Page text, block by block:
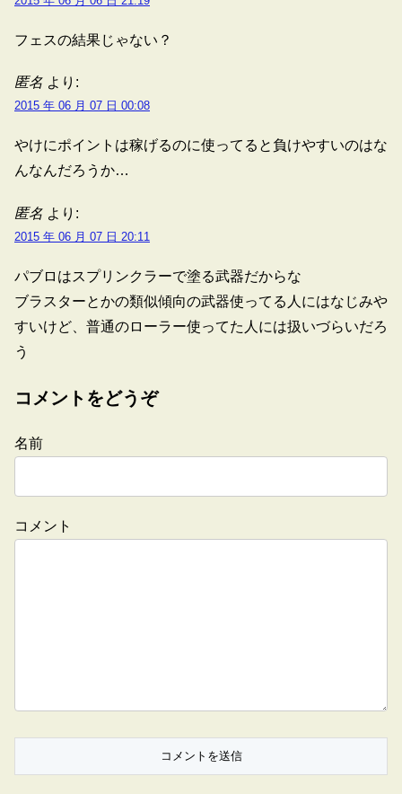
フェスの結果じゃない？
匿名 より:
2015 年 06 月 07 日 00:08
やけにポイントは稼げるのに使ってると負けやすいのはな
んなんだろうか…
匿名 より:
2015 年 06 月 07 日 20:11
パブロはスプリンクラーで塗る武器だからな
ブラスターとかの類似傾向の武器使ってる人にはなじみや
すいけど、普通のローラー使ってた人には扱いづらいだろ
う
コメントをどうぞ
名前
コメント